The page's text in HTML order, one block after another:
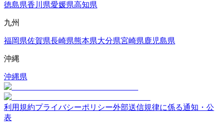
徳島県香川県愛媛県高知県
九州
福岡県佐賀県長崎県熊本県大分県宮崎県鹿児島県
沖縄
沖縄県
利用規約プライバシーポリシー外部送信規律に係る通知・公
表